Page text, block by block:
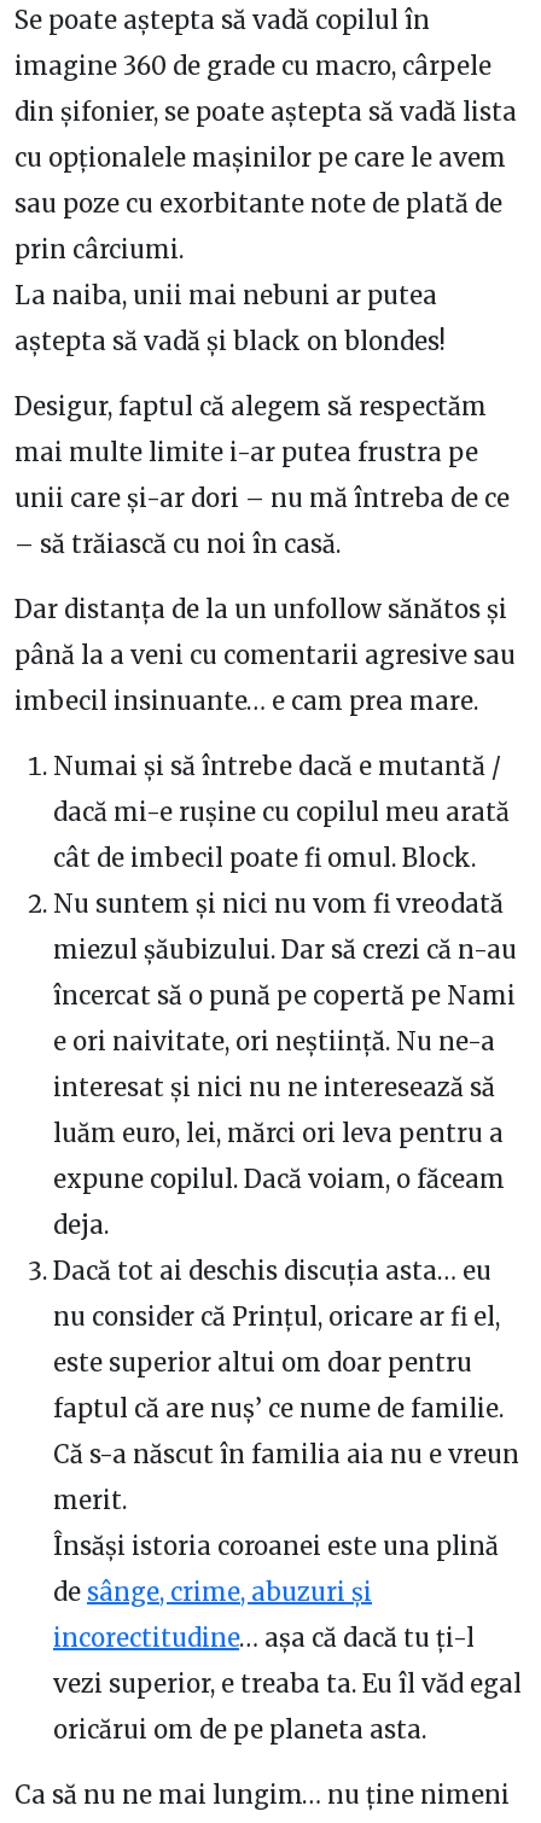
Se poate aștepta să vadă copilul în
imagine 360 de grade cu macro, cârpele
din șifonier, se poate aștepta să vadă lista
cu opționalele mașinilor pe care le avem
sau poze cu exorbitante note de plată de
prin cârciumi.
La naiba, unii mai nebuni ar putea
aștepta să vadă și black on blondes!
Desigur, faptul că alegem să respectăm
mai multe limite i-ar putea frustra pe
unii care și-ar dori – nu mă întreba de ce
– să trăiască cu noi în casă.
Dar distanța de la un unfollow sănătos și
până la a veni cu comentarii agresive sau
imbecil insinuante… e cam prea mare.
Numai și să întrebe dacă e mutantă /
dacă mi-e rușine cu copilul meu arată
cât de imbecil poate fi omul. Block.
Nu suntem și nici nu vom fi vreodată
miezul șăubizului. Dar să crezi că n-au
încercat să o pună pe copertă pe Nami
e ori naivitate, ori neștiință. Nu ne-a
interesat și nici nu ne interesează să
luăm euro, lei, mărci ori leva pentru a
expune copilul. Dacă voiam, o făceam
deja.
Dacă tot ai deschis discuția asta… eu
nu consider că Prințul, oricare ar fi el,
este superior altui om doar pentru
faptul că are nuș’ ce nume de familie.
Că s-a născut în familia aia nu e vreun
merit.
Însăși istoria coroanei este una plină
de sânge, crime, abuzuri și
incorectitudine… așa că dacă tu ți-l
vezi superior, e treaba ta. Eu îl văd egal
oricărui om de pe planeta asta.
Ca să nu ne mai lungim… nu ține nimeni